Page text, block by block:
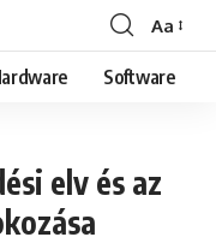
Font
Resizer
Aa
Software
elv és az